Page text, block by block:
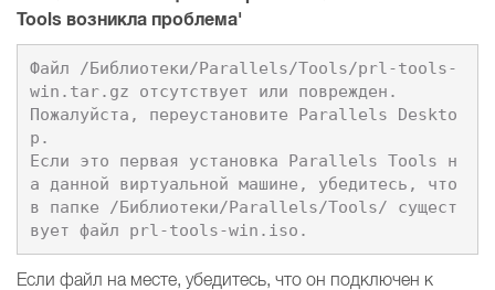
Tools возникла проблема'
Файл /Библиотеки/Parallels/Tools/prl-tools-
win.tar.gz отсутствует или поврежден.
Пожалуйста, переустановите Parallels Deskto
p.
Если это первая установка Parallels Tools н
а данной виртуальной машине, убедитесь, что
в папке /Библиотеки/Parallels/Tools/ сущест
Если файл на месте, убедитесь, что он подключен к